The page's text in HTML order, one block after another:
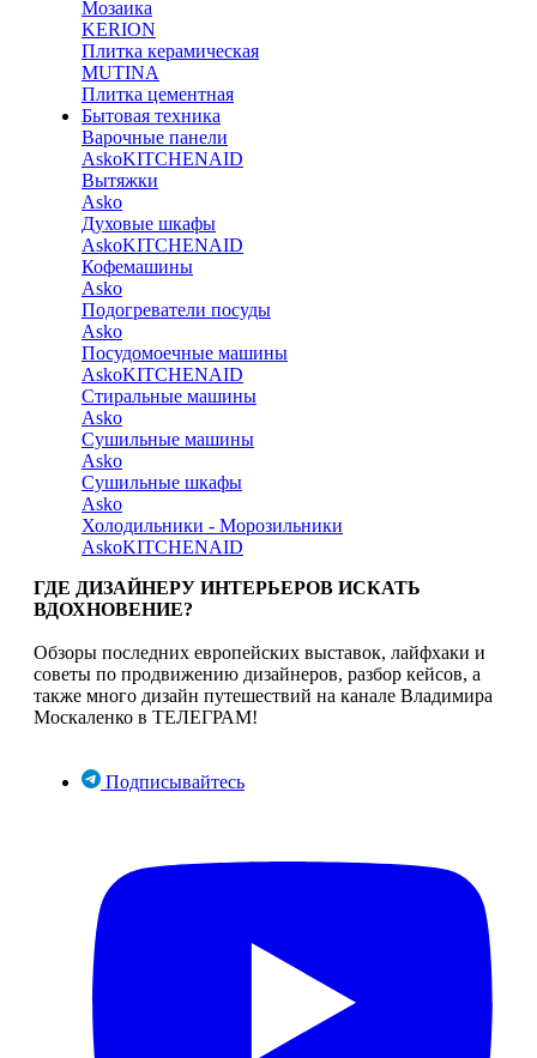
Мозаика
KERION
Плитка керамическая
MUTINA
Плитка цементная
Бытовая техника
Варочные панели
AskoKITCHENAID
Вытяжки
Asko
Духовые шкафы
AskoKITCHENAID
Кофемашины
Asko
Подогреватели посуды
Asko
Посудомоечные машины
AskoKITCHENAID
Стиральные машины
Asko
Сушильные машины
Asko
Сушильные шкафы
Asko
Холодильники - Морозильники
AskoKITCHENAID
ГДЕ ДИЗАЙНЕРУ ИНТЕРЬЕРОВ ИСКАТЬ
ВДОХНОВЕНИЕ?
Обзоры последних европейских выставок, лайфхаки и
советы по продвижению дизайнеров, разбор кейсов, а
также много дизайн путешествий на канале Владимира
Москаленко в ТЕЛЕГРАМ!
Подписывайтесь